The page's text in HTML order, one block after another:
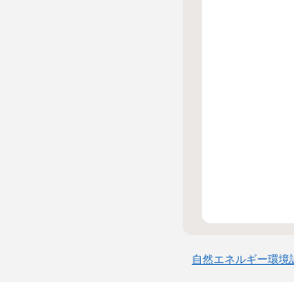
自然エネルギー環境